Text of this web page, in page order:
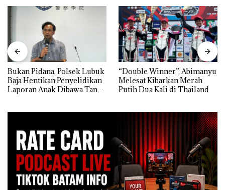
Bukan Pidana, Polsek Lubuk
Baja Hentikan Penyelidikan
Laporan Anak Dibawa Tanpa
“Double Winner”, Abimanyu
Melesat Kibarkan Merah
Putih Dua Kali di Thailand